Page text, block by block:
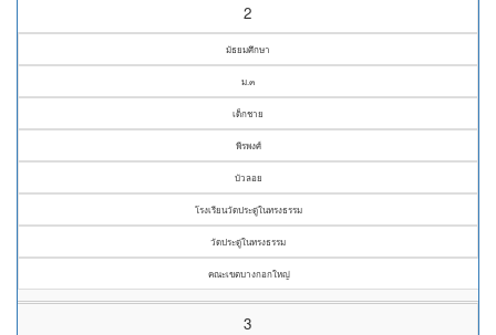
2
มัธยมศึกษา
ม.๓
เด็กชาย
พีรพงศ์
บัวลอย
โรงเรียนวัดประดู่ในทรงธรรม
วัดประดู่ในทรงธรรม
คณะเขตบางกอกใหญ่
3